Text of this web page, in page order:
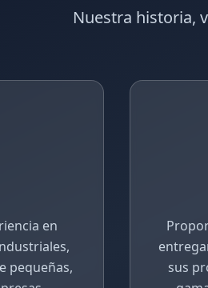
Nuestra historia,
en
pequeñas,
sus